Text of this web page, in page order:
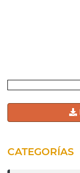
CATEGORÍAS